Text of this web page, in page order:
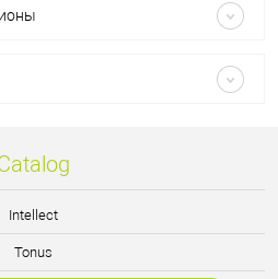
Intellect
Tonus